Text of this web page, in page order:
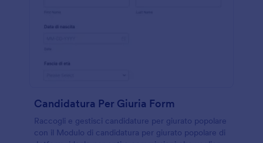
Candidatura Per Giuria Form
Raccogli e gestisci candidature per giurato popolare
con il Modulo di candidatura per giurato popolare di